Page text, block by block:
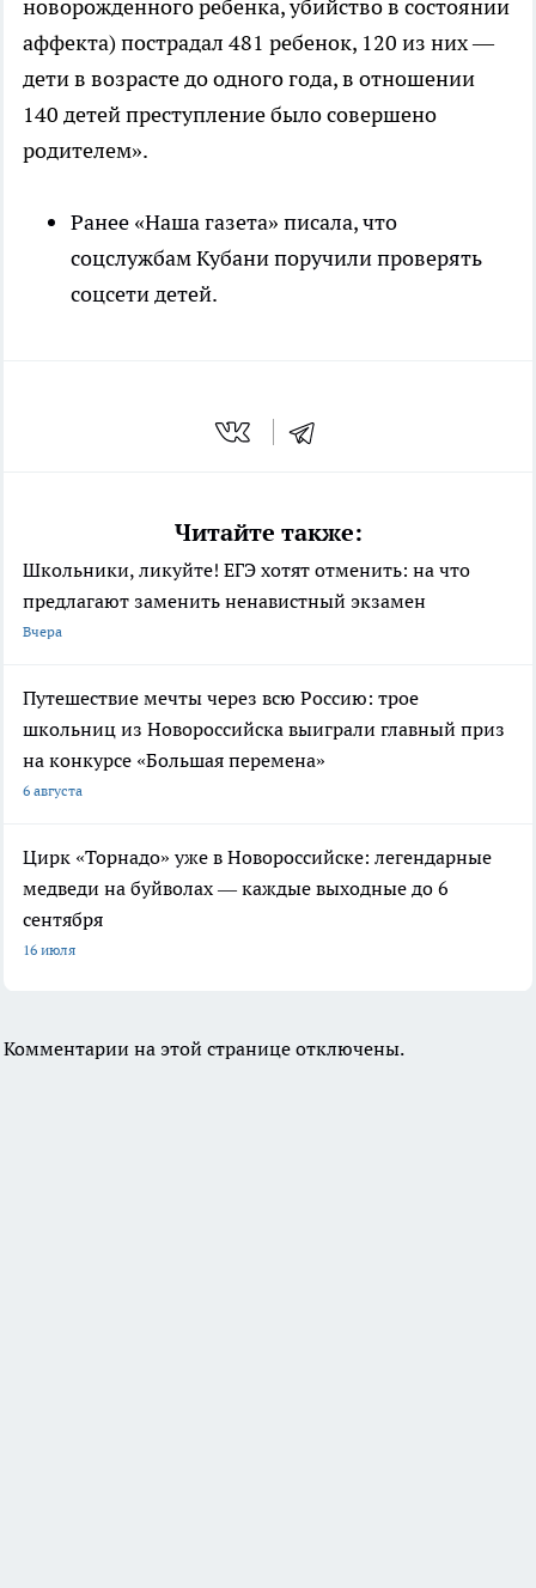
новорожденного ребенка, убийство в состоянии
аффекта) пострадал 481 ребенок, 120 из них —
дети в возрасте до одного года, в отношении
140 детей преступление было совершено
родителем».
Ранее «Наша газета» писала, что
соцслужбам Кубани поручили проверять
соцсети детей.
Читайте также:
Школьники, ликуйте! ЕГЭ хотят отменить: на что
предлагают заменить ненавистный экзамен
Вчера
Путешествие мечты через всю Россию: трое
школьниц из Новороссийска выиграли главный приз
на конкурсе «Большая перемена»
6 августа
Цирк «Торнадо» уже в Новороссийске: легендарные
медведи на буйволах — каждые выходные до 6
сентября
16 июля
Комментарии на этой странице отключены.